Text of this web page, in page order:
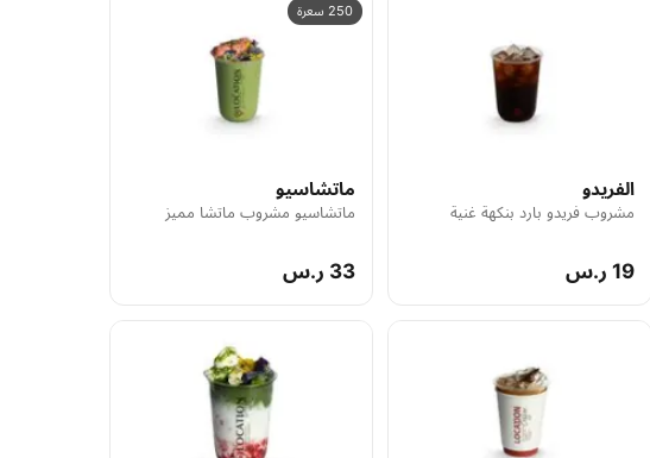
الفريدو
مشروب فريدو بارد بنكهة غنية
19 ر.س
250 سعرة
ماتشاسيو
ماتشاسيو مشروب ماتشا مميز
33 ر.س